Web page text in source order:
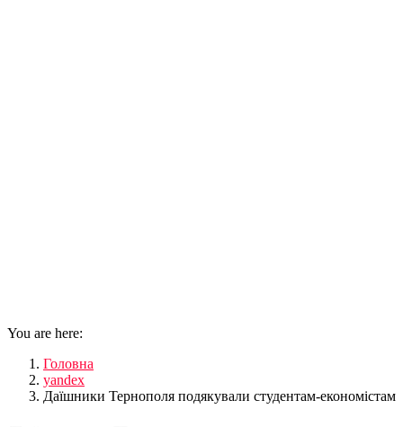
You are here:
Головна
yandex
Даїшники Тернополя подякували студентам-економістам